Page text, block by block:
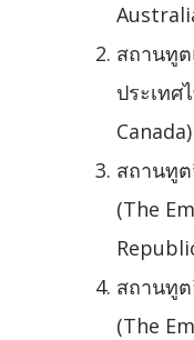
สถานทู
ประเทศ
Canada)
สถานทูต
(The
สถานทูต
(The